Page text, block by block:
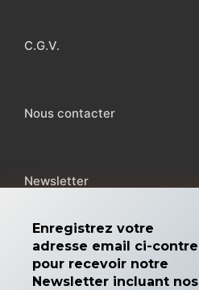
Enregistrez votre
adresse email ci-contre
pour recevoir notre
Newsletter incluant nos
C.G.V.
Nous contacter
Newsletter
Copyright © 2026 MicroMiga